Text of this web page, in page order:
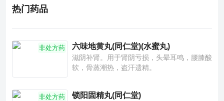
热门药品
非处方药 六味地黄丸(同仁堂)(水蜜丸)
滋阴补肾。用于肾阴亏损，头晕耳鸣，腰膝酸
软，骨蒸潮热，盗汗遗精。
非处方药 锁阳固精丸(同仁堂)